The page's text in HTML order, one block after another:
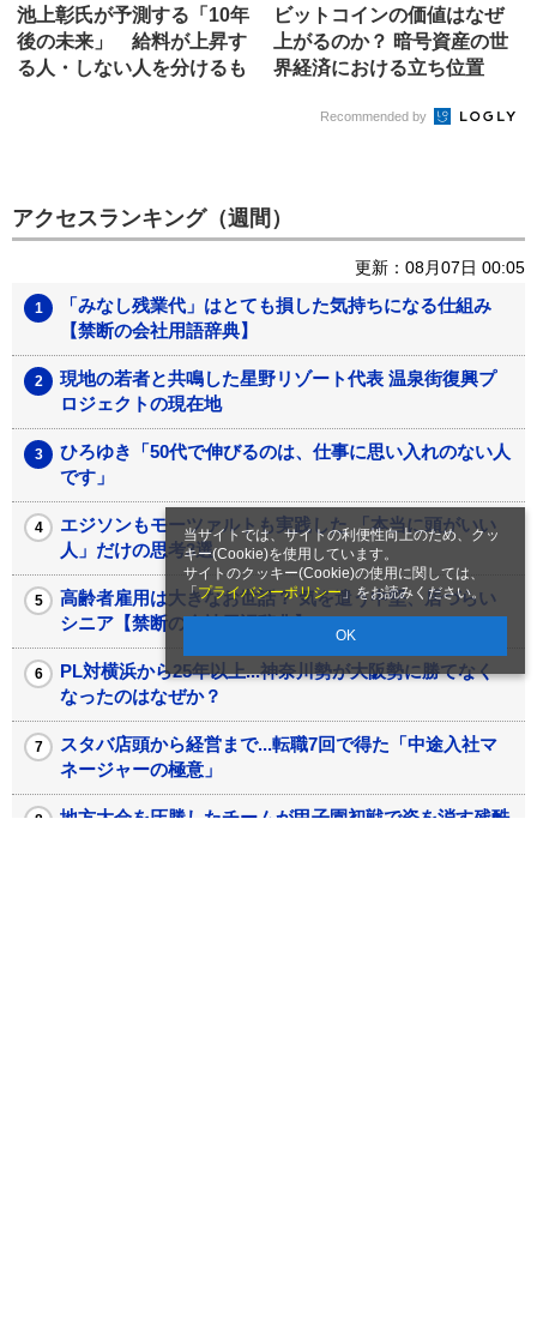
当サイトでは、サイトの利便性向上のため、クッ
キー(Cookie)を使用しています。
サイトのクッキー(Cookie)の使用に関しては、
「プライバシーポリシー」をお読みください。
OK
池上彰氏が予測する「10年
後の未来」 給料が上昇す
る人・しない人を分けるも
ビットコインの価値はなぜ
上がるのか？ 暗号資産の世
界経済における立ち位置
Recommended by
アクセスランキング（週間）
更新：08月07日 00:05
「みなし残業代」はとても損した気持ちになる仕組み
【禁断の会社用語辞典】
現地の若者と共鳴した星野リゾート代表 温泉街復興プ
ロジェクトの現在地
ひろゆき「50代で伸びるのは、仕事に思い入れのない人
です」
エジソンもモーツァルトも実践した 「本当に頭がいい
人」だけの思考3選
高齢者雇用は大きなお世話？ 気を遣う中堅、居づらい
シニア【禁断の会社用語辞典】
PL対横浜から25年以上...神奈川勢が大阪勢に勝てなく
なったのはなぜか？
スタバ店頭から経営まで...転職7回で得た「中途入社マ
ネージャーの極意」
地方大会を圧勝したチームが甲子園初戦で姿を消す残酷